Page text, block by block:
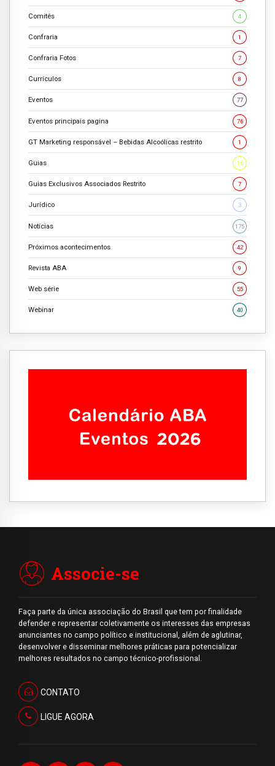
Comitês 4
Confraria 1
Confraria Fotos 7
Currículos 8
Eventos 77
Eventos principais pagina 76
GT Marketing responsável – Bebidas Alcoólicas restrito 1
Guias 16
Guias Exclusivos Associados Restrito 7
Jurídico 3
Notícias 175
Próximos acontecimentos 42
Revista ABA 9
Web série 55
Webinar 40
Associe-se
Faça parte da única associação do Brasil que tem por finalidade
defender e representar coletivamente os interesses das empresas
anunciantes no campo político e institucional, além de aglutinar,
desenvolver e disseminar melhores práticas para potencializar
melhores resultados no campo técnico-profissional.
CONTATO
LIGUE AGORA